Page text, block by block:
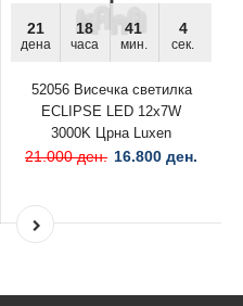
21
дена
18
часа
41
мин.
4
сек.
52056 Висечка светилка
ECLIPSE LED 12x7W
3000K Црна Luxen
21.000 ден. 16.800 ден.